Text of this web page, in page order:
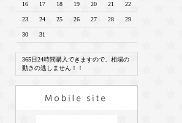
16 17 18 19 20 21 22
23 24 25 26 27 28 29
30 31
365日24時間購入できますので、相場の
動きの逃しません！！